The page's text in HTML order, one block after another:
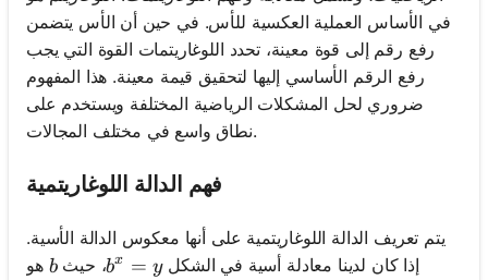
في الأساس العملية العكسية للأس. في حين أن الأس يتضمن
رفع رقم إلى قوة معينة، تحدد اللوغاريتمات القوة التي يجب
رفع الرقم الأساسي إليها لتحقيق قيمة معينة. هذا المفهوم
ضروري لحل المشكلات الرياضية المختلفة ويستخدم على
نطاق واسع في مختلف المجالات.
فهم الدالة اللوغاريتمية
يتم تعريف الدالة اللوغاريتمية على أنها معكوس الدالة الأسية.
إذا كان لدينا معادلة أسية في الشكلb^x = y
bx = y ، حيثb
b هو